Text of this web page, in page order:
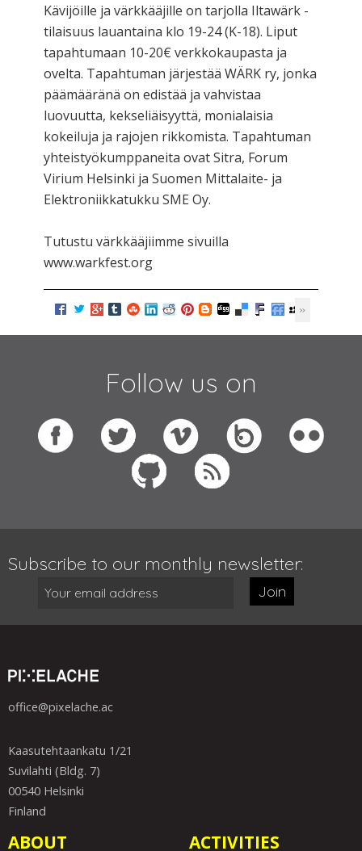
Kävijöille ja värkkääjille on tarjolla Iltawärk -
tilaisuus lauantaina klo 19-24 (K-18). Liput
tapahtumaan 10-20€ verkkokaupasta ja
ovelta. Tapahtuman järjestää WÄRK ry, jonka
päämääränä on edistää ja vahvistaa
luovuutta, kekseliäisyyttä, monialaisia
kokeiluja ja rajojen rikkomista. Tapahtuman
yhteistyökumppaneita ovat Sitra, Forum
Virium Helsinki ja Suomen Mittalaite- ja
Elektroniikkatukku SME Oy.
Tutustu värkkääjiimme sivuilla
www.warkfest.org
Follow us on
Subscribe to our monthly newsletter:
Join
office@pixelache.ac
Kaasutehtaankatu 1/21
Suvilahti (Bldg. 7)
00540 Helsinki
Finland
ABOUT ACTIVITIES